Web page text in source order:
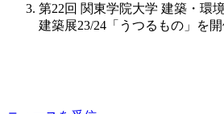
第22回 関東学院大学 建築・環
建築展23/24「うつるもの」を